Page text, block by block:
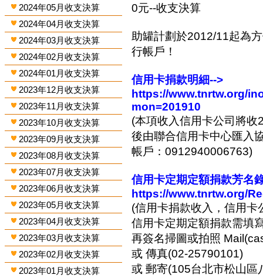
2024年05月收支決算
2024年04月收支決算
2024年03月收支決算
2024年02月收支決算
2024年01月收支決算
2023年12月收支決算
2023年11月收支決算
2023年10月收支決算
2023年09月收支決算
2023年08月收支決算
2023年07月收支決算
2023年06月收支決算
2023年05月收支決算
2023年04月收支決算
2023年03月收支決算
2023年02月收支決算
2023年01月收支決算
0元--收支決算
助罐計劃於2012/11起為
行帳戶！
信用卡捐款明細-->
https://www.tnrtw.org/
mon=201910
(本項收入信用卡公司將
後由聯合信用卡中心匯入
帳戶：0912940006763)
信用卡定期定額捐款芳名
https://www.tnrtw.org/
(信用卡捐款收入，信用
信用卡定期定額捐款需填
再簽名掃圖或拍照
或 傳真(02-25790101)
或 郵寄(105台北市松山